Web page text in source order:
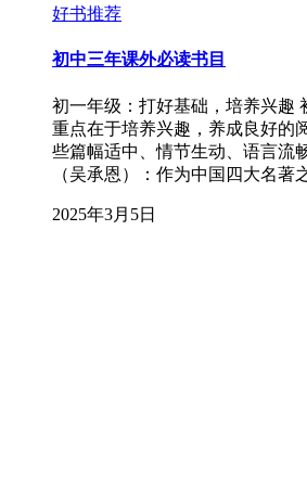
好书推荐
初中三年课外必读书目
初一年级：打好基础，培养兴趣
重点在于培养兴趣，养成良好的
些篇幅适中、情节生动、语言流
（吴承恩）：作为中国四大名著
2025年3月5日